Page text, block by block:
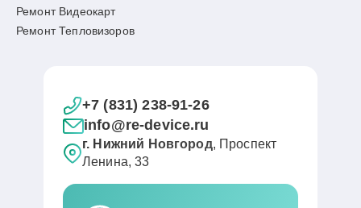
Ремонт Видеокарт
Ремонт Тепловизоров
+7 (831) 238-91-26
info@re-device.ru
г. Нижний Новгород, Проспект
Ленина, 33